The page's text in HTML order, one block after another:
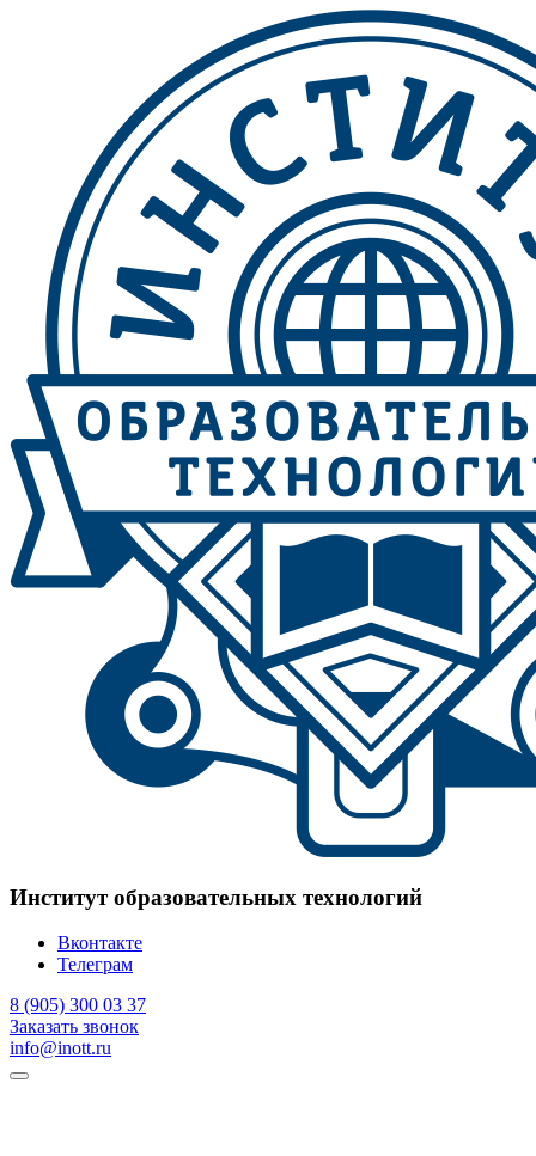
Институт образовательных технологий
Вконтакте
Телеграм
8 (905) 300 03 37
Заказать звонок
info@inott.ru